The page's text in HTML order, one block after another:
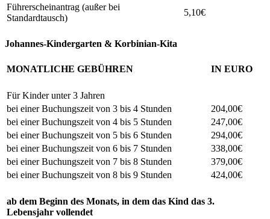
Führerscheinantrag (außer bei
Standardtausch)
5,10€
Johannes-Kindergarten & Korbinian-Kita
MONATLICHE GEBÜHREN IN EURO
Für Kinder unter 3 Jahren
bei einer Buchungszeit von 3 bis 4 Stunden
204,00€
bei einer Buchungszeit von 4 bis 5 Stunden
247,00€
bei einer Buchungszeit von 5 bis 6 Stunden
294,00€
bei einer Buchungszeit von 6 bis 7 Stunden
338,00€
bei einer Buchungszeit von 7 bis 8 Stunden
379,00€
bei einer Buchungszeit von 8 bis 9 Stunden
424,00€
ab dem Beginn des Monats, in dem das Kind das 3.
Lebensjahr vollendet